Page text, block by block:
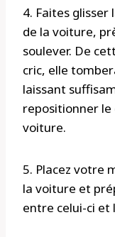
4. Faites glisser
de la voiture,
soulever. De
cric, elle
laissant
repositionner le
voiture.
5. Placez votre
la voiture et
entre celui-ci et